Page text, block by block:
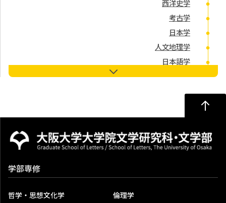
西洋史学
考古学
日本学
人文地理学
日本語学
日本文学・国語学
英米文学・英語学
ドイツ文学
フランス文学
音楽学・演劇学
学部専修
哲学・思想文化学
倫理学